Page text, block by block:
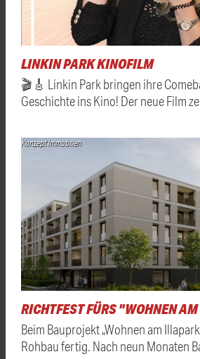
LINKIN PARK KINOFILM
🎬🎸 Linkin Park bringen ihre
Geschichte ins Kino! Der neue Film
Konzept Immobilien
RICHTFEST FÜRS "WOHNEN
Beim Bauprojekt „Wohnen am
Rohbau fertig. Nach neun Monaten